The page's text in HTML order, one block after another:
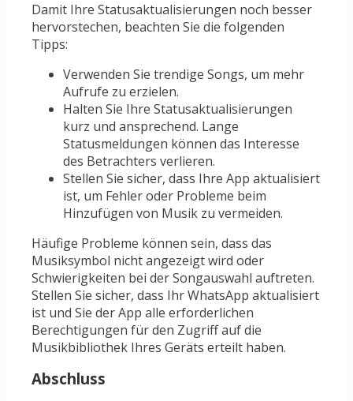
Damit Ihre Statusaktualisierungen noch besser
hervorstechen, beachten Sie die folgenden
Tipps:
Verwenden Sie trendige Songs, um mehr
Aufrufe zu erzielen.
Halten Sie Ihre Statusaktualisierungen
kurz und ansprechend. Lange
Statusmeldungen können das Interesse
des Betrachters verlieren.
Stellen Sie sicher, dass Ihre App aktualisiert
ist, um Fehler oder Probleme beim
Hinzufügen von Musik zu vermeiden.
Häufige Probleme können sein, dass das
Musiksymbol nicht angezeigt wird oder
Schwierigkeiten bei der Songauswahl auftreten.
Stellen Sie sicher, dass Ihr WhatsApp aktualisiert
ist und Sie der App alle erforderlichen
Berechtigungen für den Zugriff auf die
Musikbibliothek Ihres Geräts erteilt haben.
Abschluss